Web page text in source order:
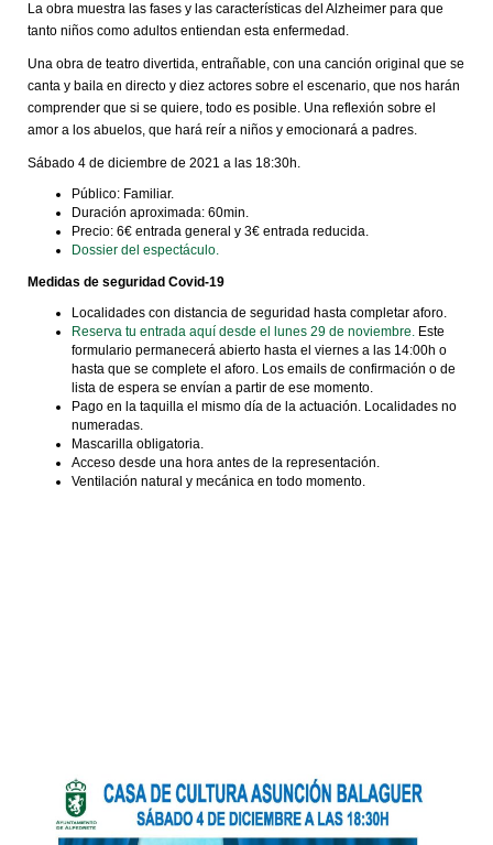
La obra muestra las fases y las características del Alzheimer para que
tanto niños como adultos entiendan esta enfermedad.
Una obra de teatro divertida, entrañable, con una canción original que se
canta y baila en directo y diez actores sobre el escenario, que nos harán
comprender que si se quiere, todo es posible. Una reflexión sobre el
amor a los abuelos, que hará reír a niños y emocionará a padres.
Sábado 4 de diciembre de 2021 a las 18:30h.
Público: Familiar.
Duración aproximada: 60min.
Precio: 6€ entrada general y 3€ entrada reducida.
Dossier del espectáculo.
Medidas de seguridad Covid-19
Localidades con distancia de seguridad hasta completar aforo.
Reserva tu entrada aquí desde el lunes 29 de noviembre. Este
formulario permanecerá abierto hasta el viernes a las 14:00h o
hasta que se complete el aforo. Los emails de confirmación o de
lista de espera se envían a partir de ese momento.
Pago en la taquilla el mismo día de la actuación. Localidades no
numeradas.
Mascarilla obligatoria.
Acceso desde una hora antes de la representación.
Ventilación natural y mecánica en todo momento.